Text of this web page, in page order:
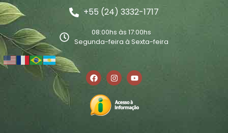
+55 (24) 3332-1717
08:00hs às 17:00hs
Segunda-feira à Sexta-feira